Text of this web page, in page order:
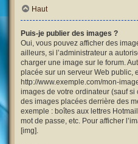
Haut
Puis-je publier des images ?
Oui, vous pouvez afficher des
ailleurs, si l’administrateur a
charger une image sur le forum.
placée sur un serveur Web public,
http://www.exemple.com/mon-
images de votre ordinateur (sauf si
des images placées derrière des
exemple : boîtes aux lettres
mot de passe, etc. Pour afficher
[img].